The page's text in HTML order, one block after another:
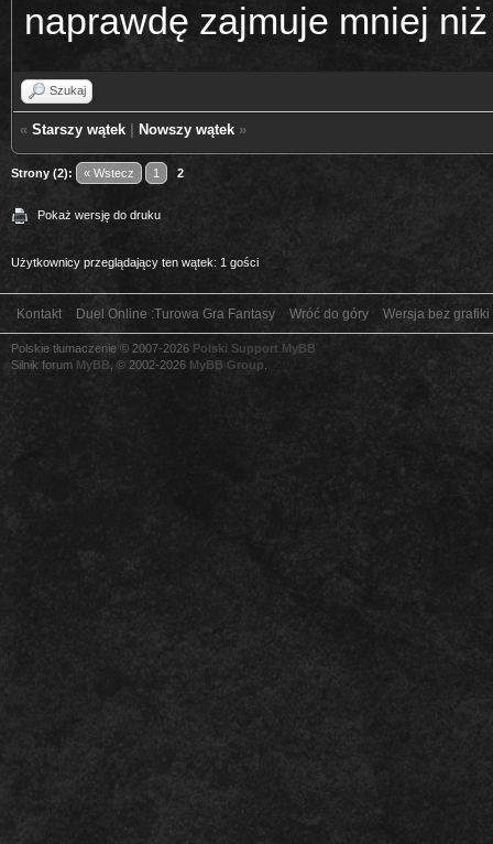
naprawdę zajmuje mniej
Szukaj
« Starszy wątek Nowszy wątek »
Strony (2): « Wstecz 1 2
Pokaż wersję do druku
Użytkownicy przeglądający ten wątek: 1 gości
Kontakt Duel Online :Turowa Gra Fantasy Wróć do góry Wersja bez grafiki
Polskie tłumaczenie © 2007-2026 Polski Support MyBB
Silnik forum MyBB , © 2002-2026 MyBB Group